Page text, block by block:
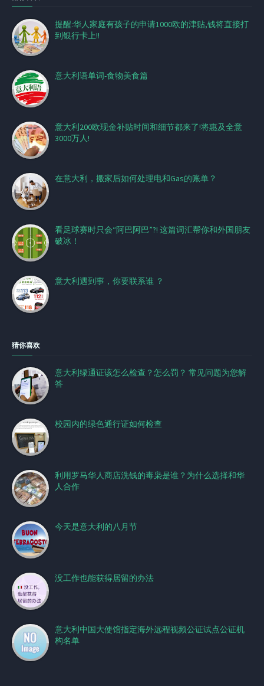
提醒:华人家庭有孩子的申请1000欧的津贴,钱将直接打
到银行卡上!!
意大利语单词-食物美食篇
意大利200欧现金补贴时间和细节都来了!将惠及全意
3000万人!
在意大利，搬家后如何处理电和Gas的账单？
看足球赛时只会“阿巴阿巴”?! 这篇词汇帮你和外国朋友
破冰！
意大利遇到事，你要联系谁 ？
猜你喜欢
意大利绿通证该怎么检查？怎么罚？ 常见问题为您解
答
校园内的绿色通行证如何检查
利用罗马华人商店洗钱的毒枭是谁？为什么选择和华
人合作
今天是意大利的八月节
没工作也能获得居留的办法
意大利中国大使馆指定海外远程视频公证试点公证机
构名单